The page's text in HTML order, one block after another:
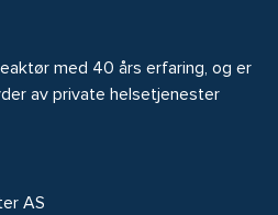
med 40 års erfaring, og er
av private helsetjenester
AS